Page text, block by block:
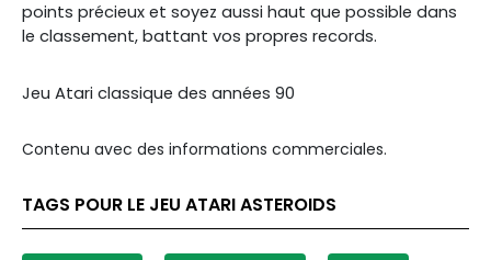
points précieux et soyez aussi haut que possible dans
le classement, battant vos propres records.
Jeu Atari classique des années 90
Contenu avec des informations commerciales.
TAGS POUR LE JEU ATARI ASTEROIDS